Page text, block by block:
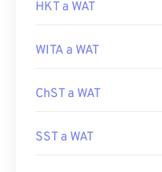
HKT a WAT
WITA a WAT
ChST a WAT
SST a WAT